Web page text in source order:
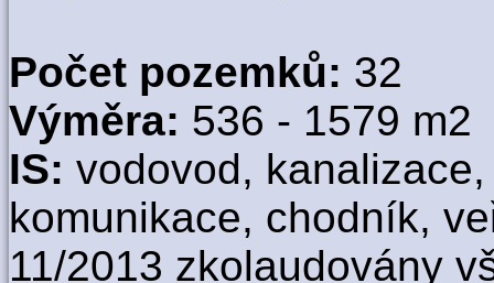
Počet pozemků: 32
Výměra: 536 - 1579 m2
IS: vodovod,
komunikace, chodník,
11/2013 zkolaudovány